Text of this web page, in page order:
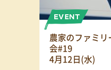
農家のファミリ
会#19
4月12日(水)